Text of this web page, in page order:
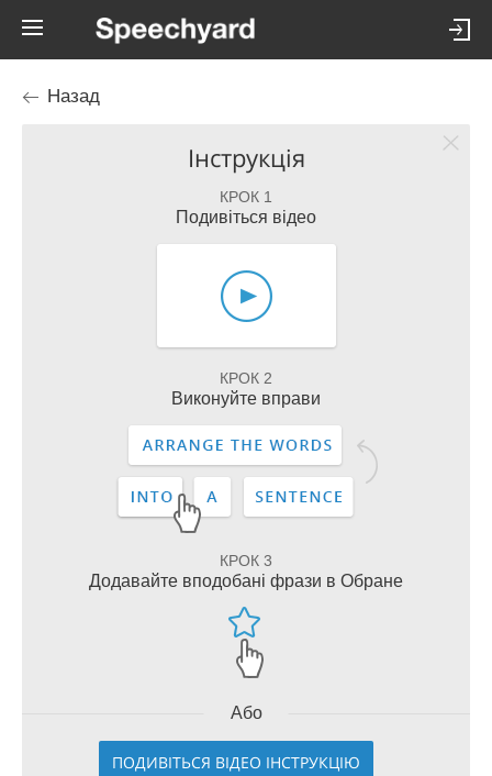
Назад
Інструкція
КРОК 1
Подивіться відео
КРОК 2
Виконуйте вправи
КРОК 3
Додавайте вподобані фрази в Обране
Або
ПОДИВІТЬСЯ ВІДЕО ІНСТРУКЦІЮ